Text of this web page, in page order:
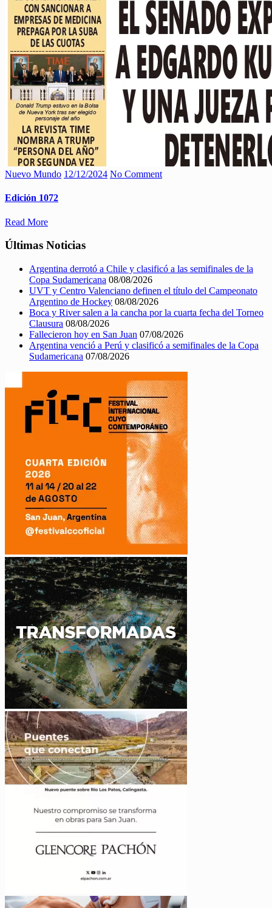
Nuevo Mundo 12/12/2024 No Comment
Edición 1072
Read More
Últimas Noticias
Argentina derrotó a Chile y clasificó a las semifinales de la
Copa Sudamericana 08/08/2026
UVT y Centro Valenciano definen el título del Campeonato
Argentino de Hockey 08/08/2026
Boca y River salen a la cancha por la cuarta fecha del Torneo
Clausura 08/08/2026
Fallecieron hoy en San Juan 07/08/2026
Argentina venció a Perú y clasificó a semifinales de la Copa
Sudamericana 07/08/2026